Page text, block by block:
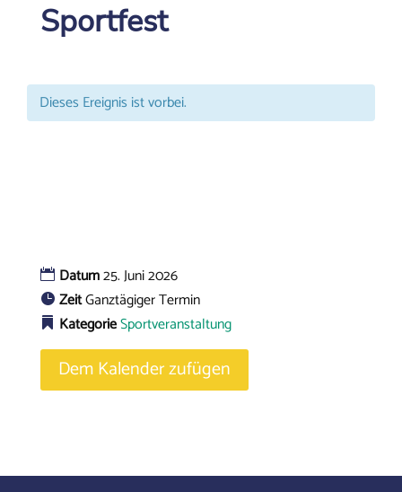
Sportfest
Dieses Ereignis ist vorbei.
Datum25. Juni 2026
ZeitGanztägiger Termin
KategorieSportveranstaltung
Dem Kalender zufügen